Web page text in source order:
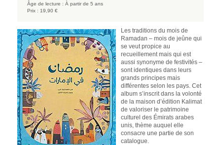
Âge de lecture : À partir de 5 ans
Prix : 19,90 €
Les traditions du mois de
Ramadan – mois de jeûne qui
se veut propice au
recueillement mais qui est
aussi synonyme de festivités –
sont identiques dans leurs
grands principes mais
différentes selon les pays. Cet
album s’inscrit dans la volonté
de la maison d’édition Kalimat
de valoriser le patrimoine
culturel des Émirats arabes
unis, thème auquel elle
consacre une partie de son
catalogue.